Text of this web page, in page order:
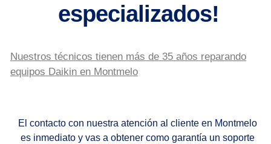
especializados!
Nuestros técnicos tienen más de 35 años reparando
equipos Daikin en Montmelo
El contacto con nuestra atención al cliente en Montmelo
es inmediato y vas a obtener como garantía un soporte